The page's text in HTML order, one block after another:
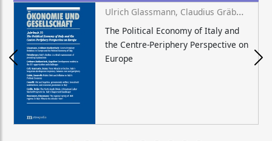
Ulrich Glassmann, Claudius Gräbner-Radkowitsch (eds.)
The Political Economy of Italy and
the Centre-Periphery Perspective on
Europe